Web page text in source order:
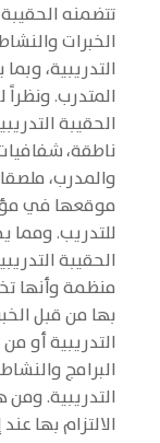
تتضمنه
الخبرات
التدريبية،
المتدرب. ونظراً
الحقيبة
ناطقة،
والمدرب،
موقعها في
للتدريب. ومما
الحقيبة
منظمة وأنها
بها من قبل
التدريبية أو
البرامج
التدريبية. ومن
الالتزام بها